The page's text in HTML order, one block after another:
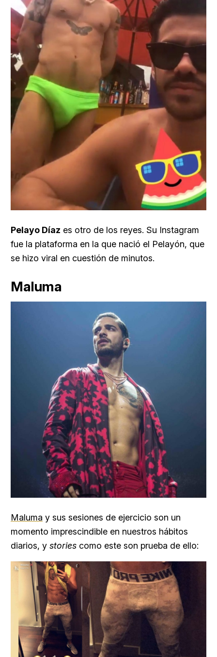
Pelayo Díaz es otro de los reyes. Su Instagram
fue la plataforma en la que nació el Pelayón, que
se hizo viral en cuestión de minutos.
Maluma
Maluma y sus sesiones de ejercicio son un
momento imprescindible en nuestros hábitos
diarios, y stories como este son prueba de ello: